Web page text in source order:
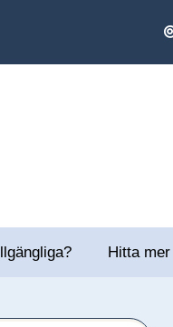
Hitta mer